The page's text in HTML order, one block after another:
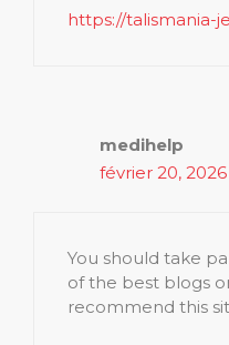
https://talismania-
medihelp
février 20,
You should take
of the best blogs
recommend this